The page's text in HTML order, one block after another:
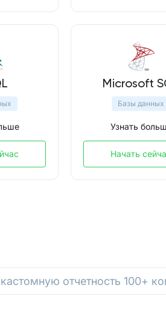
Microsoft
Базы данных
Узнать
Начать
отчетность 100+